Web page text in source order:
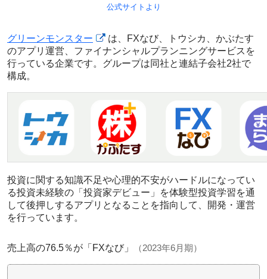
公式サイトより
グリーンモンスター
は、FXなび、トウシカ、かぶたす
のアプリ運営、ファイナンシャルプランニングサービスを
行っている企業です。グループは同社と連結子会社2社で
構成。
投資に関する知識不足や心理的不安がハードルになってい
る投資未経験の「投資家デビュー」を体験型投資学習を通
して後押しするアプリとなることを指向して、開発・運営
を行っています。
売上高の76.5％が「FXなび」 （2023年6月期）